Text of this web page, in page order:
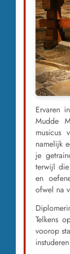
Ervaren
Mudde
musicus
namelijk
je
terwijl
en
ofwel na
Telkens
voorop